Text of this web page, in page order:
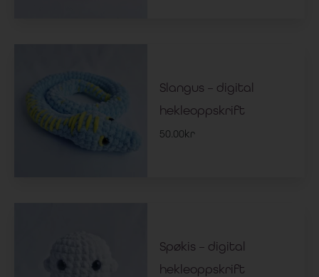
Slangus – digital
hekleoppskrift
50.00kr
Spøkis – digital
hekleoppskrift